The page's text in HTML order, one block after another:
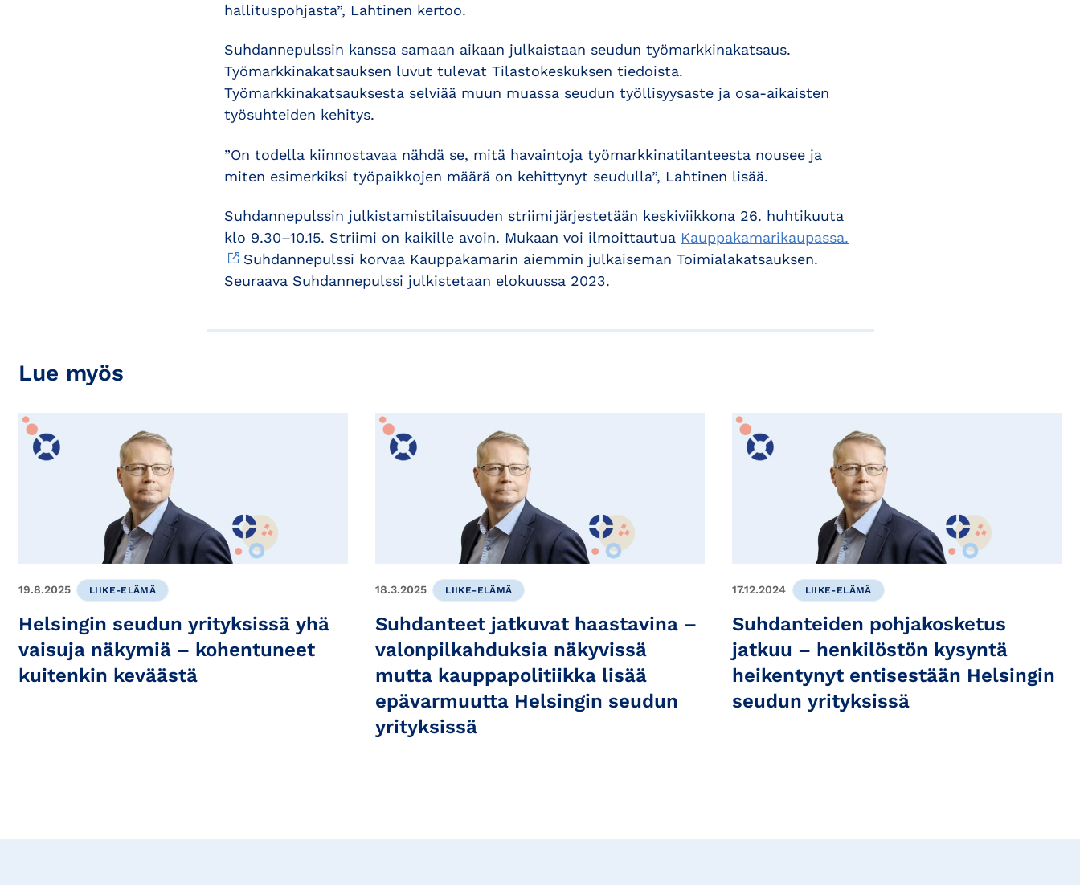
hallituspohjasta”, Lahtinen kertoo.
Suhdannepulssin kanssa samaan aikaan julkaistaan seudun työmarkkinakatsaus.
Työmarkkinakatsauksen luvut tulevat Tilastokeskuksen tiedoista.
Työmarkkinakatsauksesta selviää muun muassa seudun työllisyysaste ja osa-aikaisten
työsuhteiden kehitys.
”On todella kiinnostavaa nähdä se, mitä havaintoja työmarkkinatilanteesta nousee ja
miten esimerkiksi työpaikkojen määrä on kehittynyt seudulla”, Lahtinen lisää.
Suhdannepulssin julkistamistilaisuuden striimi järjestetään keskiviikkona 26. huhtikuuta
klo 9.30–10.15. Striimi on kaikille avoin. Mukaan voi ilmoittautua Kauppakamarikaupassa.
Suhdannepulssi korvaa Kauppakamarin aiemmin julkaiseman Toimialakatsauksen.
Seuraava Suhdannepulssi julkistetaan elokuussa 2023.
Lue myös
19.8.2025 LIIKE-ELÄMÄ
Helsingin seudun yrityksissä yhä
vaisuja näkymiä – kohentuneet
kuitenkin keväästä
18.3.2025 LIIKE-ELÄMÄ
Suhdanteet jatkuvat haastavina –
valonpilkahduksia näkyvissä
mutta kauppapolitiikka lisää
epävarmuutta Helsingin seudun
yrityksissä
17.12.2024 LIIKE-ELÄMÄ
Suhdanteiden pohjakosketus
jatkuu – henkilöstön kysyntä
heikentynyt entisestään Helsingin
seudun yrityksissä